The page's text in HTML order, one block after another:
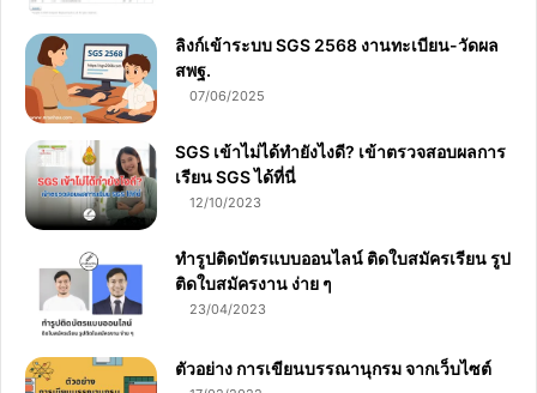
ลิงก์เข้าระบบ SGS 2568 งานทะเบียน-วัดผล
สพฐ.
07/06/2025
SGS เข้าไม่ได้ทำยังไงดี? เข้าตรวจสอบผลการ
เรียน SGS ได้ที่นี่
12/10/2023
ทำรูปติดบัตรแบบออนไลน์ ติดใบสมัครเรียน รูป
ติดใบสมัครงาน ง่าย ๆ
23/04/2023
ตัวอย่าง การเขียนบรรณานุกรม จากเว็บไซต์